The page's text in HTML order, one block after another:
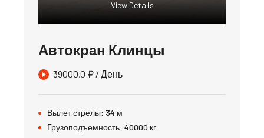
View Details
Автокран Клинцы
39000,0 ₽ / День
Вылет стрелы: 34 м
Грузоподъемность: 40000 кг